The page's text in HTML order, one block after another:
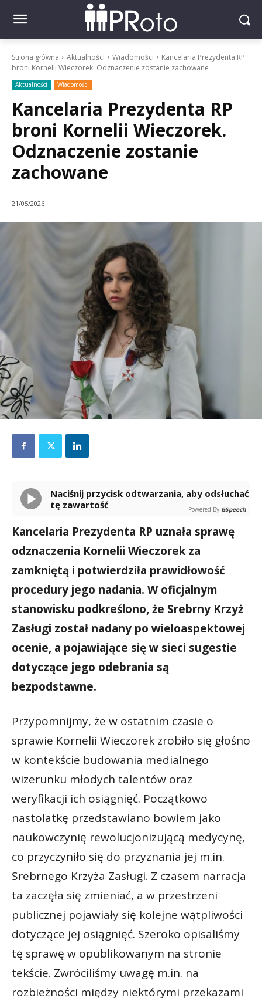
Strona główna Aktualności Wiadomości
Kancelaria Prezydenta RP
broni Kornelii Wieczorek. Odznaczenie zostanie zachowane
Aktualności Wiadomości
Kancelaria Prezydenta RP
broni Kornelii Wieczorek.
Odznaczenie zostanie
zachowane
21/05/2026
Naciśnij przycisk odtwarzania, aby odsłuchać
tę zawartość
Powered By GSpeech
Kancelaria Prezydenta RP uznała sprawę
odznaczenia Kornelii Wieczorek za
zamkniętą i potwierdziła prawidłowość
procedury jego nadania. W oficjalnym
stanowisku podkreślono, że Srebrny Krzyż
Zasługi został nadany po wieloaspektowej
ocenie, a pojawiające się w sieci sugestie
dotyczące jego odebrania są
bezpodstawne.
Przypomnijmy, że w ostatnim czasie o
sprawie Kornelii Wieczorek zrobiło się głośno
w kontekście budowania medialnego
wizerunku młodych talentów oraz
weryfikacji ich osiągnięć. Początkowo
nastolatkę przedstawiano bowiem jako
naukowczynię rewolucjonizującą medycynę,
co przyczyniło się do przyznania jej m.in.
Srebrnego Krzyża Zasługi. Z czasem narracja
ta zaczęła się zmieniać, a w przestrzeni
publicznej pojawiały się kolejne wątpliwości
dotyczące jej osiągnięć. Szeroko opisaliśmy
tę sprawę w opublikowanym na stronie
tekście. Zwróciliśmy uwagę m.in. na
rozbieżności między niektórymi przekazami